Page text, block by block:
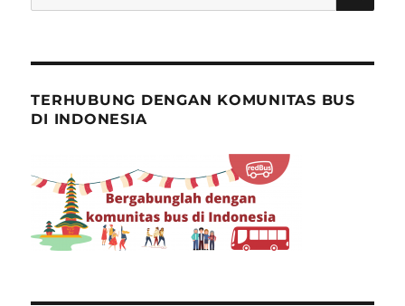
for:
TERHUBUNG DENGAN KOMUNITAS BUS
DI INDONESIA